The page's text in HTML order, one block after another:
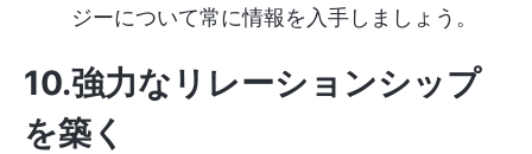
ジーについて常に情報を入手しましょう。
10.強力なリレーションシップ
を築く